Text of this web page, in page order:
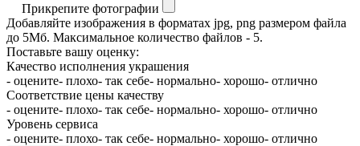
Прикрепите фотографии
Добавляйте изображения в форматах jpg, png размером файла
до 5Мб. Максимальное количество файлов - 5.
Поставьте вашу оценку:
Качество исполнения украшения
- оцените- плохо- так себе- нормально- хорошо- отлично
Соответствие цены качеству
- оцените- плохо- так себе- нормально- хорошо- отлично
Уровень сервиса
- оцените- плохо- так себе- нормально- хорошо- отлично